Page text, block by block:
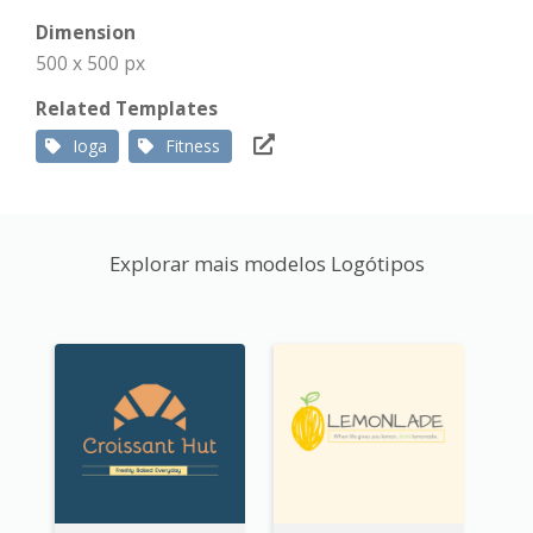
Dimension
500 x 500 px
Related Templates
Ioga Fitness
Explorar mais modelos Logótipos